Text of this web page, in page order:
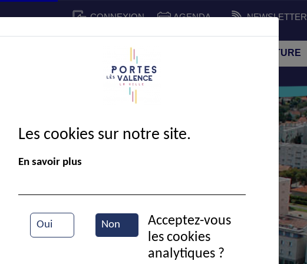
CONNEXION AGENDA NEWSLETTER
CADRE DE VIE SPORT ET CULTURE
La mairie de Portes-lès-Valence
Les cookies sur notre site.
En savoir plus
Oui Non
Acceptez-vous
les cookies
analytiques ?